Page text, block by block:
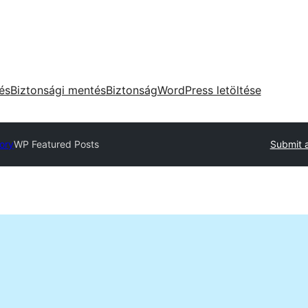
Biztonsági mentésBiztonságWordPress letöltése
WP Featured Posts Submit